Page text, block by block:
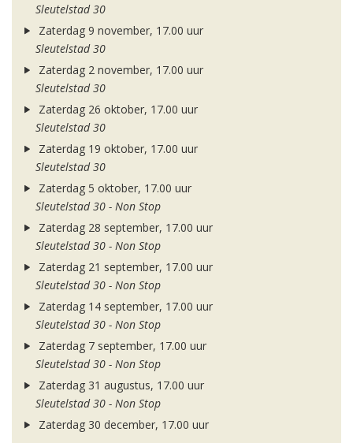
Sleutelstad 30
Zaterdag 9 november, 17.00 uur
Sleutelstad 30
Zaterdag 2 november, 17.00 uur
Sleutelstad 30
Zaterdag 26 oktober, 17.00 uur
Sleutelstad 30
Zaterdag 19 oktober, 17.00 uur
Sleutelstad 30
Zaterdag 5 oktober, 17.00 uur
Sleutelstad 30 - Non Stop
Zaterdag 28 september, 17.00 uur
Sleutelstad 30 - Non Stop
Zaterdag 21 september, 17.00 uur
Sleutelstad 30 - Non Stop
Zaterdag 14 september, 17.00 uur
Sleutelstad 30 - Non Stop
Zaterdag 7 september, 17.00 uur
Sleutelstad 30 - Non Stop
Zaterdag 31 augustus, 17.00 uur
Sleutelstad 30 - Non Stop
Zaterdag 30 december, 17.00 uur